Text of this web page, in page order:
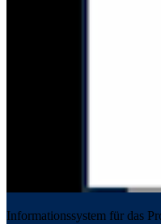
Informationssystem für das